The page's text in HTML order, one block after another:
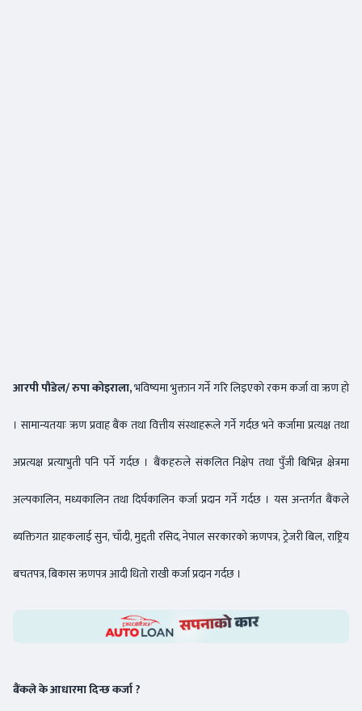
आरपी पौडेल/ रुपा कोइराला,भविष्यमा भुक्तान गर्ने गरि लिइएको रकम कर्जा वा ऋण हो
। सामान्यतयाः ऋण प्रवाह बैंक तथा वित्तीय संस्थाहरूले गर्ने गर्दछ भने कर्जामा प्रत्यक्ष तथा
अप्रत्यक्ष प्रत्याभुती पनि पर्ने गर्दछ । बैंकहरुले संकलित निक्षेप तथा पुँजी बिभिन्न क्षेत्रमा
अल्पकालिन, मध्यकालिन तथा दिर्घकालिन कर्जा प्रदान गर्ने गर्दछ । यस अन्तर्गत बैंकले
ब्यक्तिगत ग्राहकलाई सुन, चाँदी, मुद्दती रसिद, नेपाल सरकारको ऋणपत्र, ट्रेजरी बिल, राष्ट्रिय
बचतपत्र, बिकास ऋणपत्र आदी धितो राखी कर्जा प्रदान गर्दछ ।
बैंकले के आधारमा दिन्छ कर्जा ?